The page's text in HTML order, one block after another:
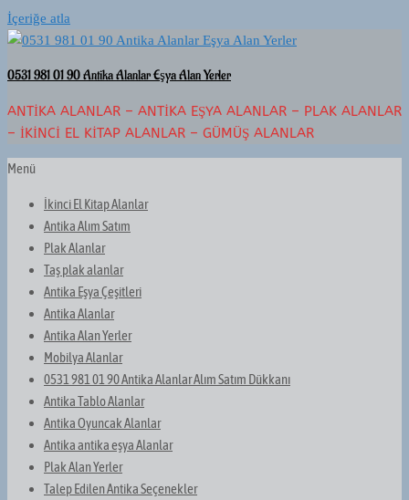
İçeriğe atla
0531 981 01 90 Antika Alanlar Eşya Alan Yerler
ANTIKA ALANLAR – ANTIKA EŞYA ALANLAR – PLAK ALANLAR
– İKINCI EL KITAP ALANLAR – GÜMÜŞ ALANLAR
Menü
İkinci El Kitap Alanlar
Antika Alım Satım
Plak Alanlar
Taş plak alanlar
Antika Eşya Çeşitleri
Antika Alanlar
Antika Alan Yerler
Mobilya Alanlar
0531 981 01 90 Antika Alanlar Alım Satım Dükkanı
Antika Tablo Alanlar
Antika Oyuncak Alanlar
Antika antika eşya Alanlar
Plak Alan Yerler
Talep Edilen Antika Seçenekler